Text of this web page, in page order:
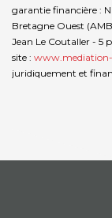
garantie financière :
Bretagne Ouest
Jean Le Coutaller - 5
site :
juridiquement et